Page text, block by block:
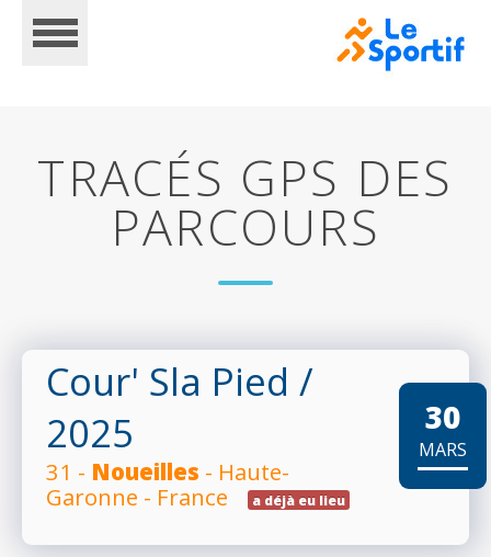
INSCRIPTIONS
TRACÉS GPS DES
PARCOURS
Cour' Sla Pied /
2025
31 - Noueilles - Haute-
Garonne - France
a déjà eu lieu
30
MARS